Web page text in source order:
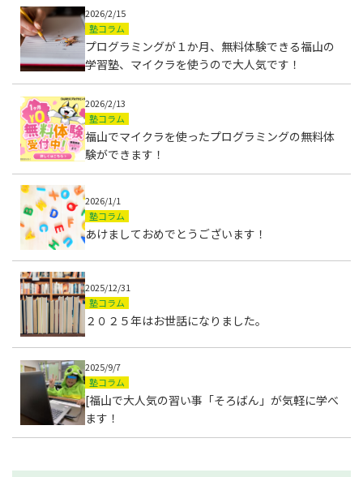
2026/2/15
塾コラム
プログラミングが１か月、無料体験できる福山の
学習塾、マイクラを使うので大人気です！
2026/2/13
塾コラム
福山でマイクラを使ったプログラミングの無料体
験ができます！
2026/1/1
塾コラム
あけましておめでとうございます！
2025/12/31
塾コラム
２０２５年はお世話になりました。
2025/9/7
塾コラム
[福山で大人気の習い事「そろばん」が気軽に学べ
ます！